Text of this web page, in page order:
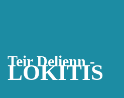
Teir Delienn -
LOKITIS